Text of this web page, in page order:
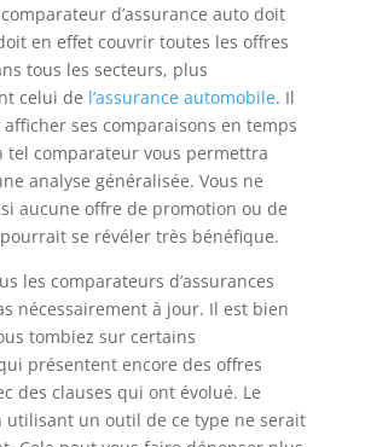
d’assurance auto doit
en effet couvrir toutes les offres
tous les secteurs, plus
celui de l’assurance automobile. Il
ses comparaisons en temps
tel comparateur vous permettra
analyse généralisée. Vous ne
aucune offre de promotion ou de
se révéler très bénéfique.
les comparateurs d’assurances
nécessairement à jour. Il est bien
tombiez sur certains
présentent encore des offres
des clauses qui ont évolué. Le
utilisant un outil de ce type ne serait